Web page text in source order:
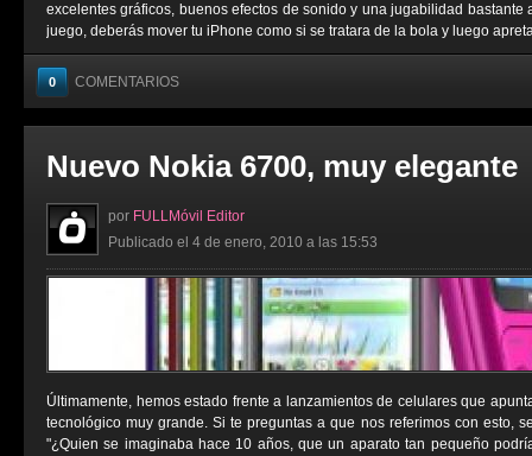
excelentes gráficos, buenos efectos de sonido y una jugabilidad bastante
juego, deberás mover tu iPhone como si se tratara de la bola y luego
0 COMENTARIOS
Nuevo Nokia 6700, muy elegante
por FULLMóvil Editor
Publicado el 4 de enero, 2010 a las 15:53
Últimamente, hemos estado frente a lanzamientos de celulares que
tecnológico muy grande. Si te preguntas a que nos referimos con esto,
"¿Quien se imaginaba hace 10 años, que un aparato tan pequeño